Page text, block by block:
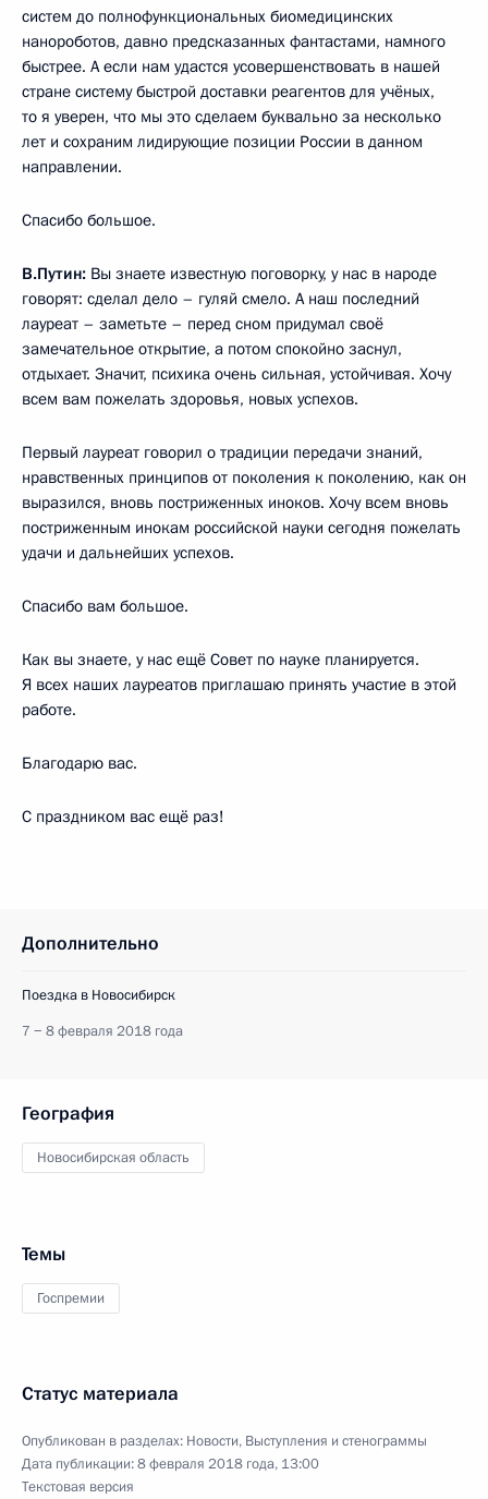
систем до полнофункциональных биомедицинских
нанороботов, давно предсказанных фантастами, намного
быстрее. А если нам удастся усовершенствовать в нашей
стране систему быстрой доставки реагентов для учёных,
то я уверен, что мы это сделаем буквально за несколько
лет и сохраним лидирующие позиции России в данном
направлении.
Спасибо большое.
В.Путин: Вы знаете известную поговорку, у нас в народе
говорят: сделал дело – гуляй смело. А наш последний
лауреат – заметьте – перед сном придумал своё
замечательное открытие, а потом спокойно заснул,
отдыхает. Значит, психика очень сильная, устойчивая. Хочу
всем вам пожелать здоровья, новых успехов.
Первый лауреат говорил о традиции передачи знаний,
нравственных принципов от поколения к поколению, как он
выразился, вновь постриженных иноков. Хочу всем вновь
постриженным инокам российской науки сегодня пожелать
удачи и дальнейших успехов.
Спасибо вам большое.
Как вы знаете, у нас ещё Совет по науке планируется.
Я всех наших лауреатов приглашаю принять участие в этой
работе.
Благодарю вас.
С праздником вас ещё раз!
Дополнительно
Поездка в Новосибирск
7 − 8 февраля 2018 года
География
Новосибирская область
Темы
Госпремии
Статус материала
Опубликован в разделах: Новости, Выступления и стенограммы
Дата публикации:8 февраля 2018 года, 13:00
Текстовая версия